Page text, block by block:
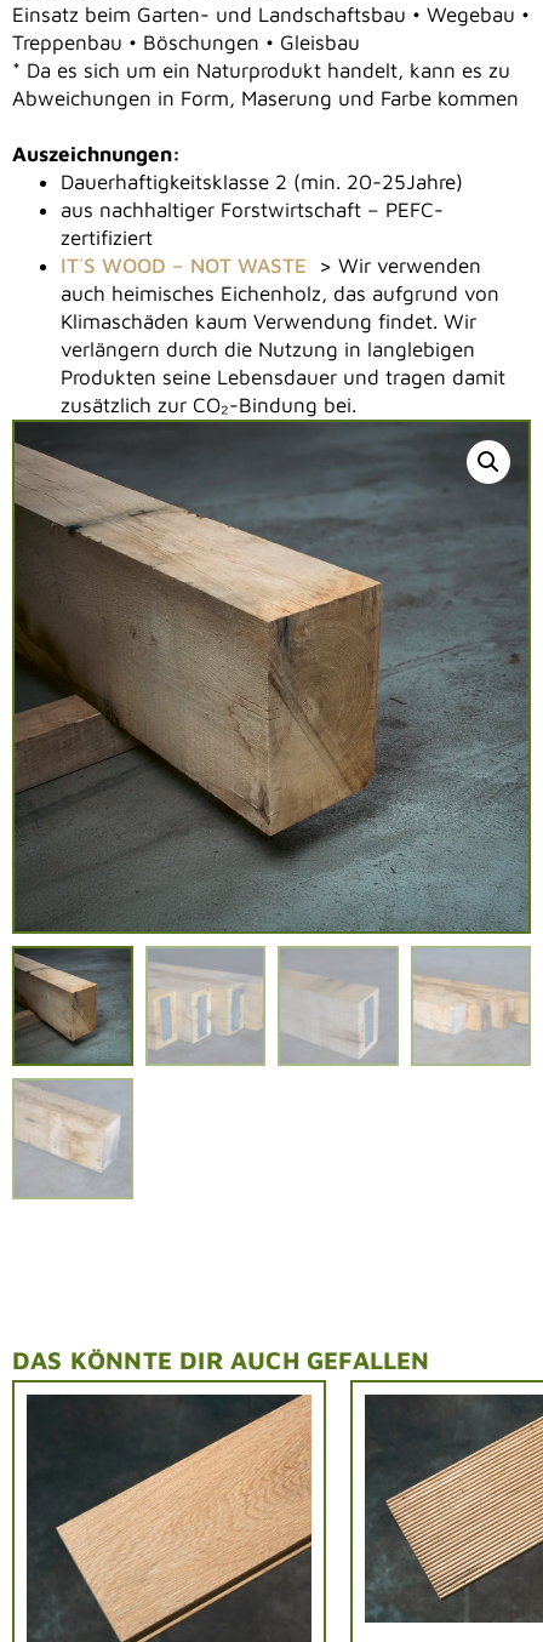
Einsatz beim Garten- und Landschaftsbau • Wegebau •
Treppenbau • Böschungen • Gleisbau
* Da es sich um ein Naturprodukt handelt, kann es zu
Abweichungen in Form, Maserung und Farbe kommen
Auszeichnungen:
Dauerhaftigkeitsklasse 2 (min. 20-25Jahre)
aus nachhaltiger Forstwirtschaft – PEFC-
zertifiziert
IT´S WOOD – NOT WASTE
> Wir verwenden
auch heimisches Eichenholz, das aufgrund von
Klimaschäden kaum Verwendung findet. Wir
verlängern durch die Nutzung in langlebigen
Produkten seine Lebensdauer und tragen damit
zusätzlich zur CO₂-Bindung bei.
DAS KÖNNTE DIR AUCH GEFALLEN